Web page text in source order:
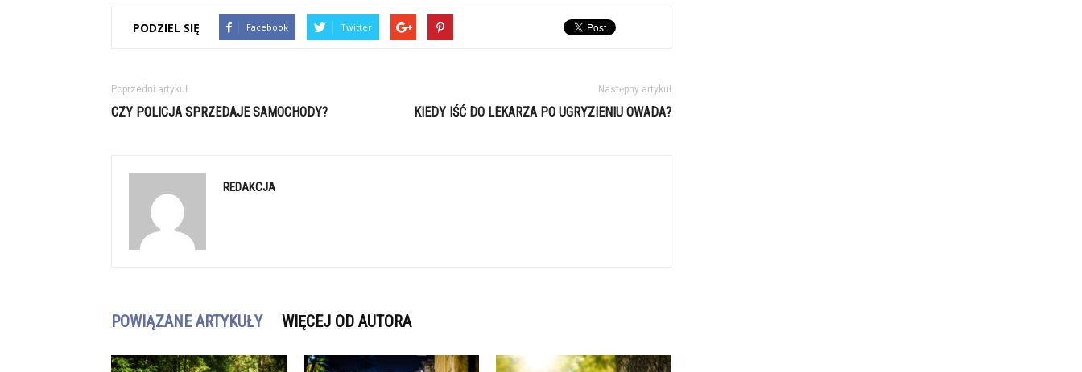
PODZIEL SIĘ Facebook Twitter
Poprzedni artykuł
CZY POLICJA SPRZEDAJE SAMOCHODY?
Następny artykuł
KIEDY IŚĆ DO LEKARZA PO UGRYZIENIU OWADA?
REDAKCJA
POWIĄZANE ARTYKUŁY WIĘCEJ OD AUTORA